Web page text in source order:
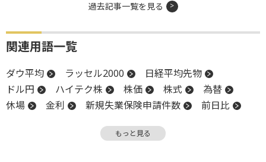
過去記事一覧を見る
関連用語一覧
ダウ平均 ラッセル2000
日経平均先物
ドル円
ハイテク株 株価 株式
為替
休場
金利 新規失業保険申請件数
前日比
物色
株価指数
もっと見る